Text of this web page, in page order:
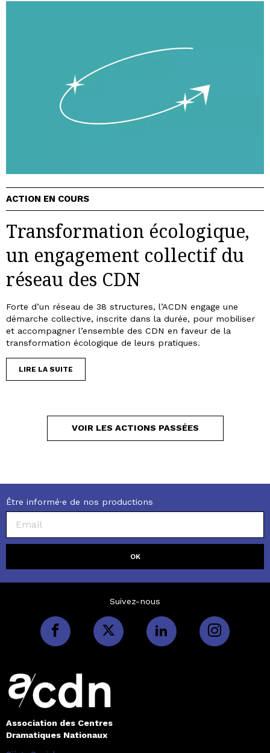
ACTION EN COURS
Transformation écologique,
un engagement collectif du
réseau des CDN
Forte d’un réseau de 38 structures, l’ACDN engage une
démarche collective, inscrite dans la durée, pour mobiliser
et accompagner l’ensemble des CDN en faveur de la
transformation écologique de leurs pratiques.
LIRE LA SUITE
VOIR LES ACTIONS PASSÉES
Être informé·e de nos productions
Suivez-nous
Association des Centres
Dramatiques Nationaux